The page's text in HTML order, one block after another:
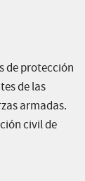
de protección
de las
armadas.
civil de